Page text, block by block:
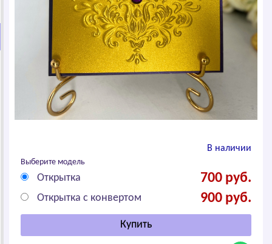
В наличии
Выберите модель
Открытка 700 руб.
Открытка с конвертом 900 руб.